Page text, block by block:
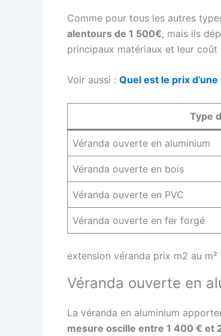
Comme pour tous les autres
alentours de 1 500€, mais ils
principaux matériaux et leur coût
Voir aussi : Quel est le prix
Type
Véranda ouverte en aluminium
Véranda ouverte en bois
Véranda ouverte en PVC
Véranda ouverte en fer forgé
extension véranda prix m2 au m²
Véranda ouverte en
La véranda en aluminium
mesure oscille entre 1 400 € et